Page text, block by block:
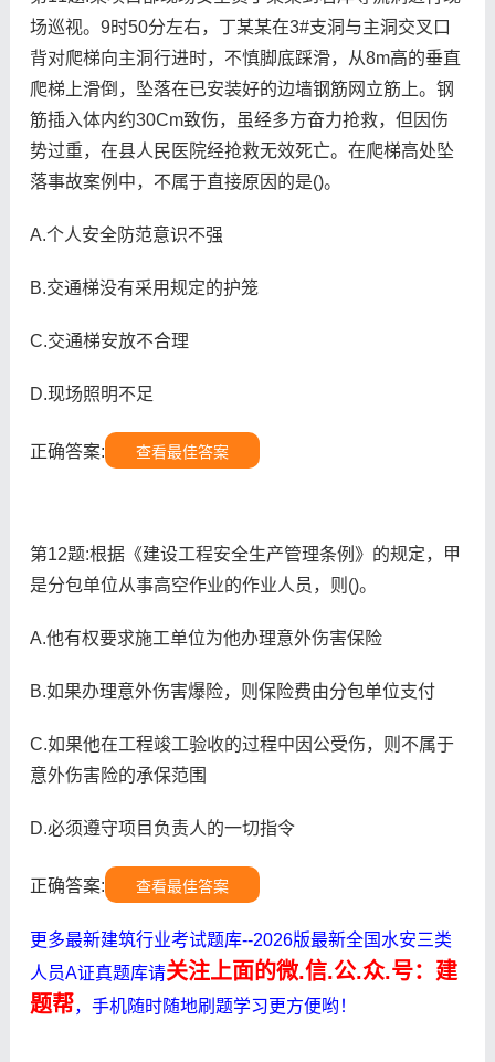
场巡视。9时50分左右，丁某某在3#支洞与主洞交叉口
背对爬梯向主洞行进时，不慎脚底踩滑，从8m高的垂直
爬梯上滑倒，坠落在已安装好的边墙钢筋网立筋上。钢
筋插入体内约30Cm致伤，虽经多方奋力抢救，但因伤
势过重，在县人民医院经抢救无效死亡。在爬梯高处坠
落事故案例中，不属于直接原因的是()。
A.个人安全防范意识不强
B.交通梯没有采用规定的护笼
C.交通梯安放不合理
D.现场照明不足
正确答案: 查看最佳答案
第12题:根据《建设工程安全生产管理条例》的规定，甲
是分包单位从事高空作业的作业人员，则()。
A.他有权要求施工单位为他办理意外伤害保险
B.如果办理意外伤害爆险，则保险费由分包单位支付
C.如果他在工程竣工验收的过程中因公受伤，则不属于
意外伤害险的承保范围
D.必须遵守项目负责人的一切指令
正确答案: 查看最佳答案
更多最新建筑行业考试题库--2026版最新全国水安三类
人员A证真题库请关注上面的微.信.公.众.号：建
题帮，手机随时随地刷题学习更方便哟！